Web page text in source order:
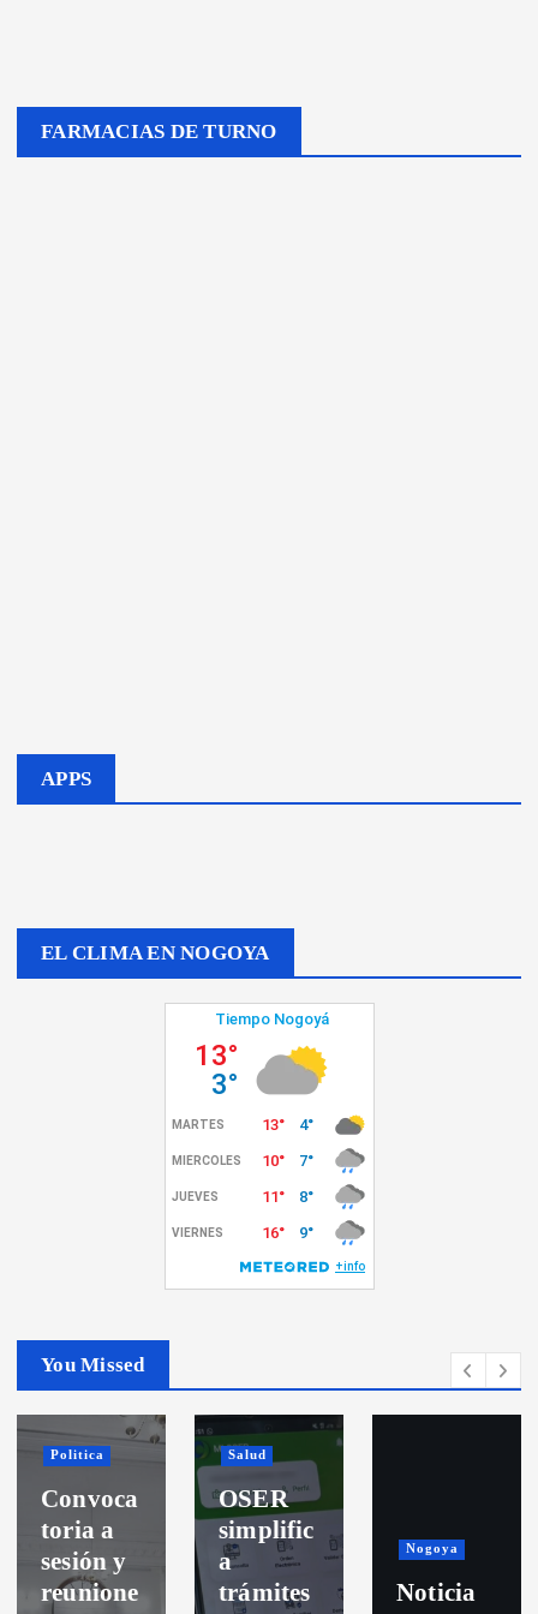
FARMACIAS DE TURNO
APPS
EL CLIMA EN NOGOYA
You Missed
Politica
Convoca
toria a
sesión y
reunione
Salud
OSER
simplific
a
trámites
Nogoya
Noticia